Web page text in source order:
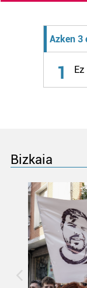
Azken 3
1
Bizkaia